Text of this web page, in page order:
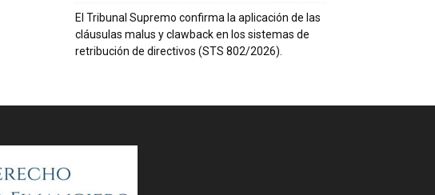
El Tribunal Supremo confirma la aplicación de las
cláusulas malus y clawback en los sistemas de
retribución de directivos (STS 802/2026).